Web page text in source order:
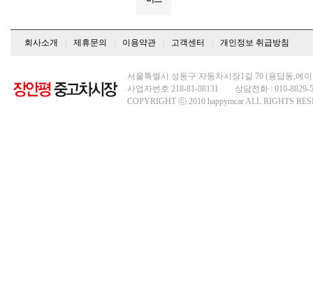
회사소개 제휴문의 이용약관 고객센터 개인정보 취급방침
서울특별시 성동구 자동차시장1길 70 (용답동,에
사업자번호 218-81-08131
상담전화 : 010-8829-
COPYRIGHT ⓒ 2010 happymcar ALL RIGHTS